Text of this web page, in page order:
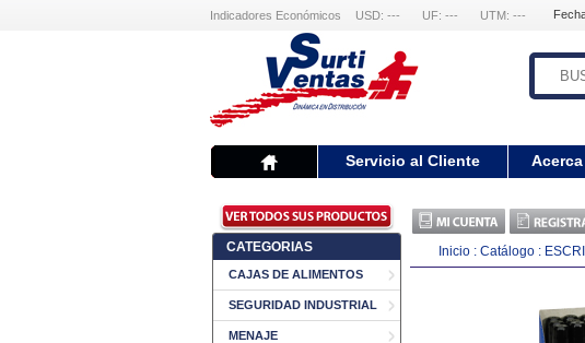
Indicadores Económicos USD: --- UF: --- UTM: ---
Servicio al Cliente
CATEGORIAS
CAJAS DE ALIMENTOS
SEGURIDAD INDUSTRIAL
MENAJE
Inicio : Catálogo :